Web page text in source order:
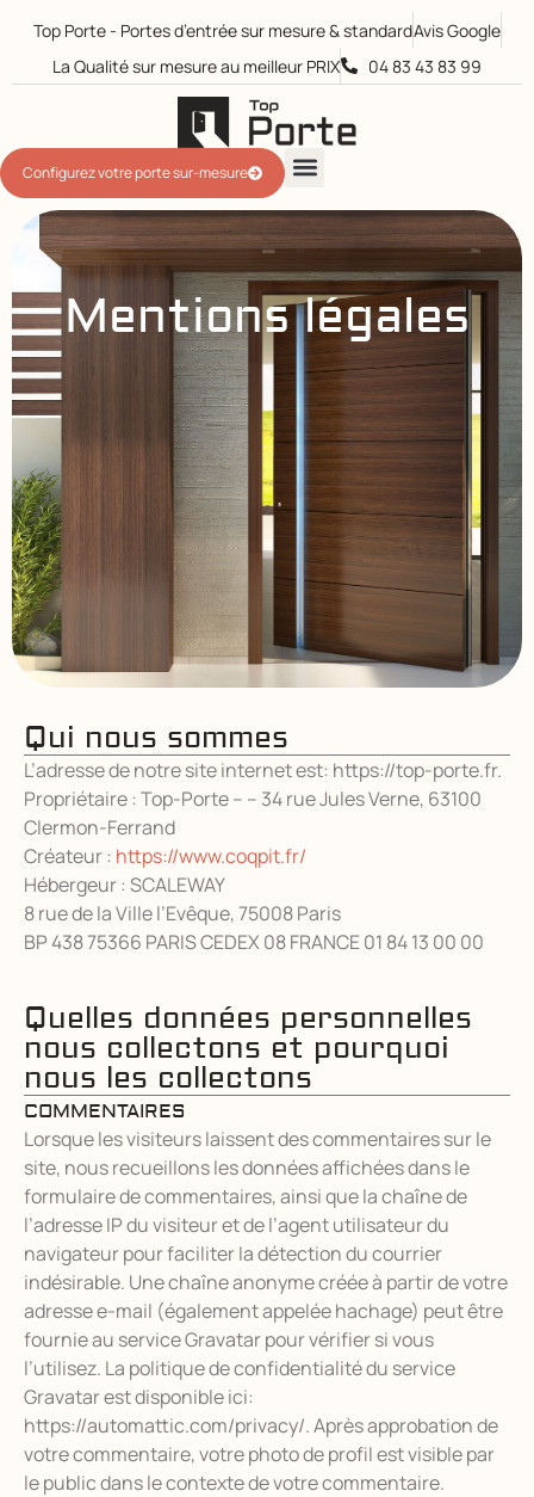
Top Porte - Portes d’entrée sur mesure & standardAvis Google
La Qualité sur mesure au meilleur PRIX​
04 83 43 83 99
Configurez votre porte sur-mesure
Mentions légales
Qui nous sommes
L’adresse de notre site internet est: https://top-porte.fr.
Propriétaire : Top-Porte – – 34 rue Jules Verne, 63100
Clermon-Ferrand
Créateur : https://www.coqpit.fr/
Hébergeur : SCALEWAY
8 rue de la Ville l’Evêque, 75008 Paris
BP 438 75366 PARIS CEDEX 08 FRANCE 01 84 13 00 00
Quelles données personnelles
nous collectons et pourquoi
nous les collectons
COMMENTAIRES
Lorsque les visiteurs laissent des commentaires sur le
site, nous recueillons les données affichées dans le
formulaire de commentaires, ainsi que la chaîne de
l’adresse IP du visiteur et de l’agent utilisateur du
navigateur pour faciliter la détection du courrier
indésirable. Une chaîne anonyme créée à partir de votre
adresse e-mail (également appelée hachage) peut être
fournie au service Gravatar pour vérifier si vous
l’utilisez. La politique de confidentialité du service
Gravatar est disponible ici:
https://automattic.com/privacy/. Après approbation de
votre commentaire, votre photo de profil est visible par
le public dans le contexte de votre commentaire.